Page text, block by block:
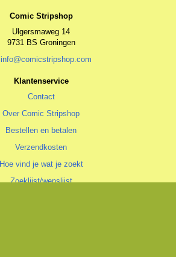
Comic Stripshop
Ulgersmaweg 14
9731 BS Groningen
info@comicstripshop.com
Klantenservice
Contact
Over Comic Stripshop
Bestellen en betalen
Verzendkosten
Hoe vind je wat je zoekt
Zoeklijst/wenslijst